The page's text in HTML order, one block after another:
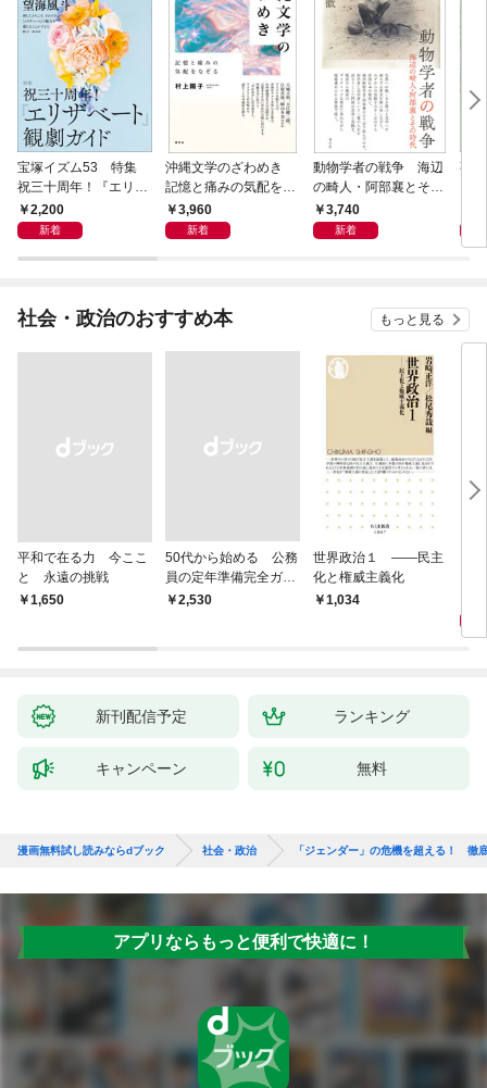
宝塚イズム53 特集
祝三十周年！『エリザ
ベート』観劇ガイド
2,200
新着
沖縄文学のざわめき
記憶と痛みの気配をな
ぞる3,960
新着
動物学者の戦争 海辺
の畸人・阿部襄とその
時代3,740
新着
事
社会・政治のおすすめ本 もっと見る
平和で在る力 今ここ
と 永遠の挑戦
￥1,650
50代から始める 公務
員の定年準備完全ガイ
ド
￥2,530
世界政治１ ――民主
化と権威主義化
1,034
新刊配信予定 ランキング
キャンペーン 無料
漫画無料試し読みならdブック 社会・政治 「ジェンダー」の危機を超える！ 徹
アプリならもっと便利で快適に！